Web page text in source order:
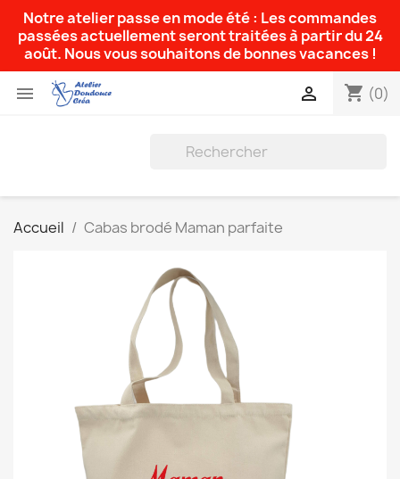
Notre atelier passe en mode été : Les commandes
passées actuellement seront traitées à partir du 24
août. Nous vous souhaitons de bonnes vacances !
 shopping_cart (0)

Accueil Cabas brodé Maman parfaite